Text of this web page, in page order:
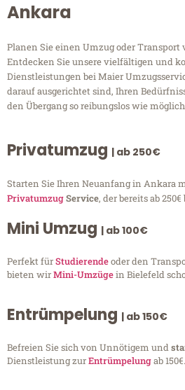
Ankara
Planen Sie einen Umzug oder
Entdecken Sie unsere vielfältigen und
Dienstleistungen bei Maier
darauf ausgerichtet sind, Ihren
den Übergang so reibungslos wie
Privatumzug | ab 250€
Starten Sie Ihren Neuanfang in Ankara
PrivatumzugService, der bereits ab
Mini Umzug | ab 100€
Perfekt fürStudierendeoder den
bieten wirMini-Umzügein Bielefeld
Entrümpelung | ab 150€
Befreien Sie sich von Unnötigem und
Dienstleistung zurEntrümpelungab 150€.